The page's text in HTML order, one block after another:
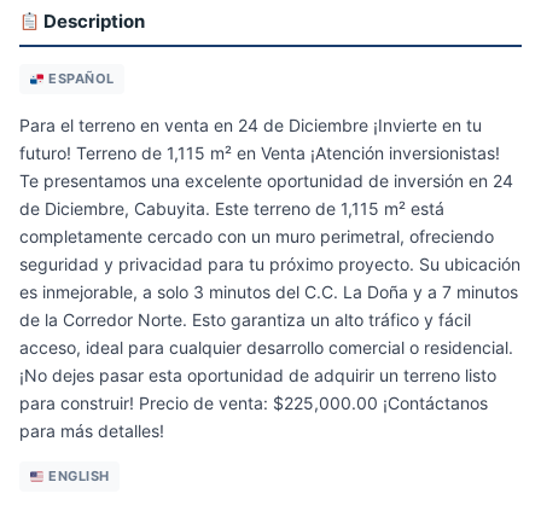
Description
ESPAÑOL
Para el terreno en venta en 24 de Diciembre ¡Invierte en tu
futuro! Terreno de 1,115 m² en Venta ¡Atención inversionistas!
Te presentamos una excelente oportunidad de inversión en 24
de Diciembre, Cabuyita. Este terreno de 1,115 m² está
completamente cercado con un muro perimetral, ofreciendo
seguridad y privacidad para tu próximo proyecto. Su ubicación
es inmejorable, a solo 3 minutos del C.C. La Doña y a 7 minutos
de la Corredor Norte. Esto garantiza un alto tráfico y fácil
acceso, ideal para cualquier desarrollo comercial o residencial.
¡No dejes pasar esta oportunidad de adquirir un terreno listo
para construir! Precio de venta: $225,000.00 ¡Contáctanos
para más detalles!
ENGLISH